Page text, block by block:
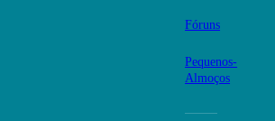
Fóruns
Pequenos-
Almoços